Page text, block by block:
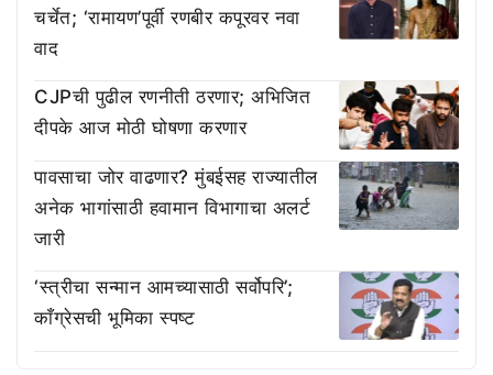
चर्चेत; ‘रामायण’पूर्वी रणबीर कपूरवर नवा
वाद
CJPची पुढील रणनीती ठरणार; अभिजित
दीपके आज मोठी घोषणा करणार
पावसाचा जोर वाढणार? मुंबईसह राज्यातील
अनेक भागांसाठी हवामान विभागाचा अलर्ट
जारी
‘स्त्रीचा सन्मान आमच्यासाठी सर्वोपरि’;
काँग्रेसची भूमिका स्पष्ट